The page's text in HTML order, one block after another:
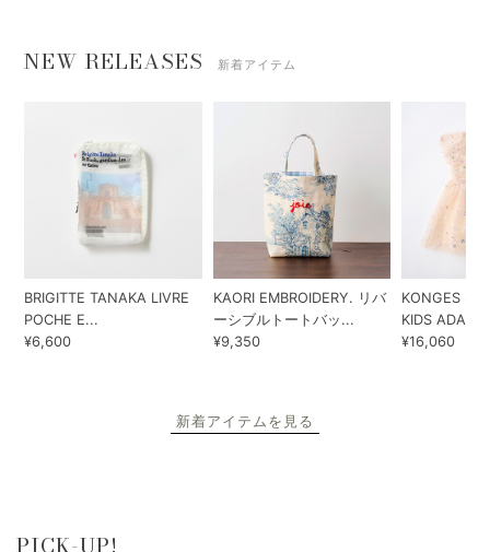
NEW RELEASES 新着アイテム
BRIGITTE TANAKA LIVRE
POCHE E...
¥6,600
KAORI EMBROIDERY. リバ
ーシブルトートバッ...
¥9,350
KONGES
KIDS ADA...
¥16,060
新着アイテムを見る
PICK-UP!